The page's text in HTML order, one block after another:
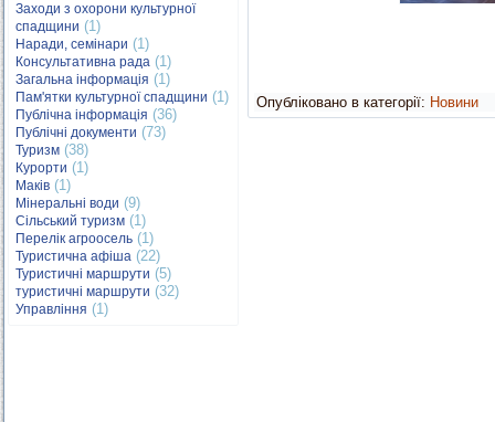
Заходи з охорони культурної
спадщини (1)
Наради, семінари (1)
Консультативна рада (1)
Загальна інформація (1)
Пам'ятки культурної спадщини (1)
Публічна інформація (36)
Публічні документи (73)
Туризм (38)
Курорти (1)
Маків (1)
Мінеральні води (9)
Сільський туризм (1)
Перелік агроосель (1)
Туристична афіша (22)
Туристичні маршрути (5)
туристичні маршрути (32)
Управління (1)
Опубліковано в категорії: Новини